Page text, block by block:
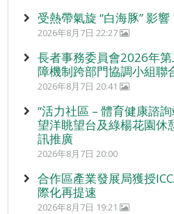
受熱帶氣旋 “白海豚” 影
2026年8月7日 22:27
長者事務委員會2026年
障機制跨部門協調小組聯
2026年8月7日 20:41
“活力社區 – 體育健康諮
望洋眺望台及綠楊花園休
訊推廣
2026年8月7日 20:00
合作區產業發展局獲授
際化再提速
2026年8月7日 19:21